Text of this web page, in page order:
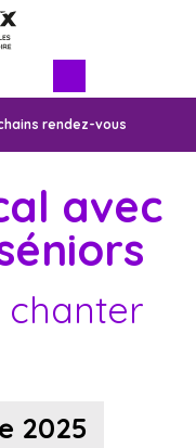
rendez-vous
avec
chanter
2025